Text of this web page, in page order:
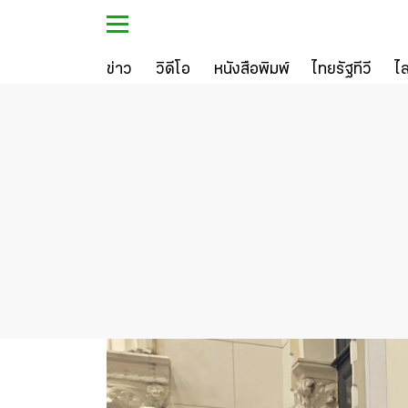
ข่าว วิดีโอ หนังสือพิมพ์ ไทยรัฐทีวี ไ